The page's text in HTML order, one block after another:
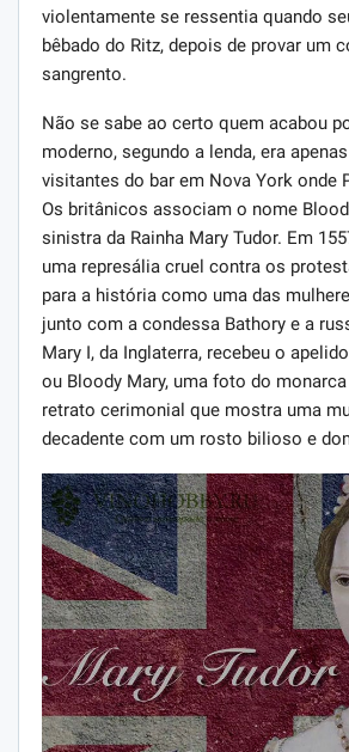
violentamente se ressentia quando
bêbado do Ritz, depois de provar um
sangrento.
Não se sabe ao certo quem acabou
moderno, segundo a lenda, era
visitantes do bar em Nova York onde
Os britânicos associam o nome
sinistra da Rainha Mary Tudor. Em
uma represália cruel contra os
para a história como uma das
junto com a condessa Bathory e a
Mary I, da Inglaterra, recebeu o
ou Bloody Mary, uma foto do
retrato cerimonial que mostra uma
decadente com um rosto bilioso e